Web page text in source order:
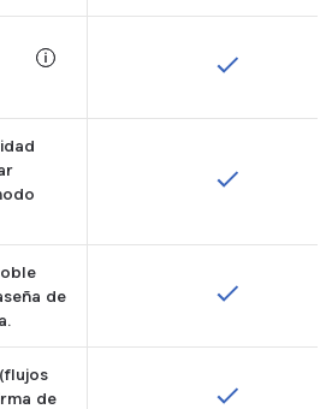
Disponible solo en el plan 1Password
de
de